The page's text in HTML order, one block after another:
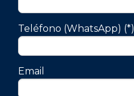
Teléfono (WhatsApp) (*)
Email